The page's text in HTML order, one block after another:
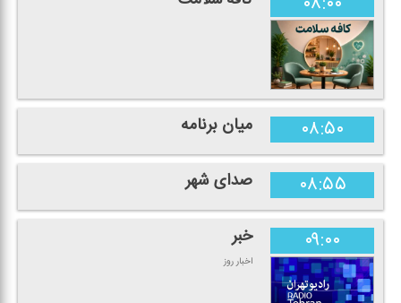
۰۸:۵۰ میان برنامه
۰۸:۵۵ صدای شهر
۰۹:۰۰ خبر
اخبار روز